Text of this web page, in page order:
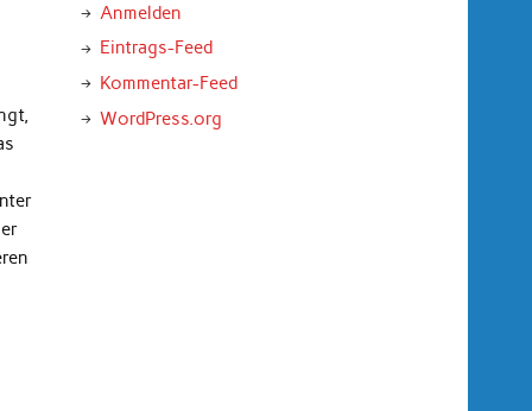
Anmelden
Eintrags-Feed
Kommentar-Feed
WordPress.org